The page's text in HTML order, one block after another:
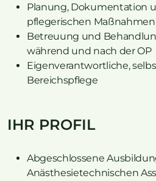
Planung, Dokumentation
pflegerischen Maßnahmen
Betreuung und
während und nach der OP
Eigenverantwortliche,
Bereichspflege
IHR PROFIL
Abgeschlossene
Anästhesietechnischen